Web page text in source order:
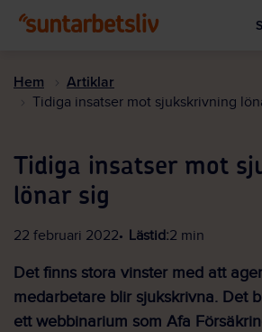
Hem Artiklar
Tidiga insatser mot sjukskrivning
Tidiga insatser mot
lönar sig
22 februari 2022 Lästid:2 min
Det finns stora vinster med att
medarbetare blir sjukskrivna. Det
ett webbinarium som Afa